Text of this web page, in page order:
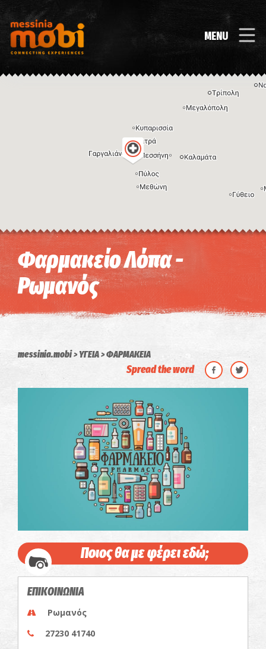
MENU
Η εικόνα ενδέχεται να υπόκειται σε πνευματικά δικαιώματα Όροι
Φαρμακείο Λόπα -
Ρωμανός
messinia.mobi ΥΓΕΙΑ ΦΑΡΜΑΚΕΙΑ
Spread the word
Ποιος θα με φέρει εδώ;
ΕΠΙΚΟΙΝΩΝΙΑ
Ρωμανός
27230 41740